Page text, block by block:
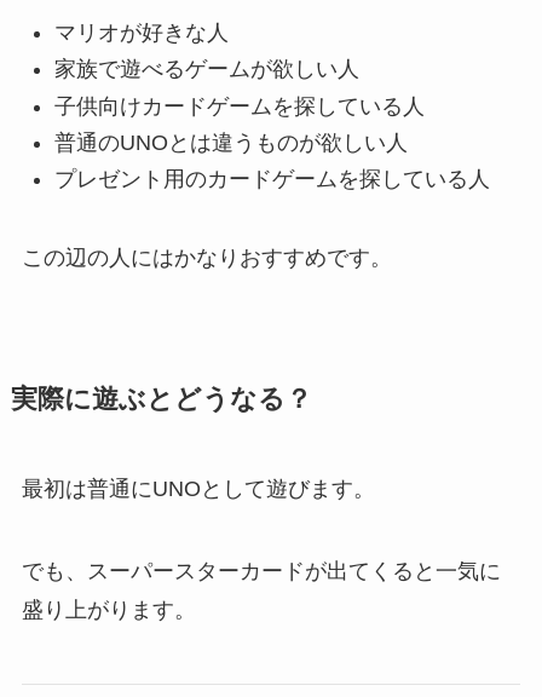
マリオが好きな人
家族で遊べるゲームが欲しい人
子供向けカードゲームを探している人
普通のUNOとは違うものが欲しい人
プレゼント用のカードゲームを探している人
この辺の人にはかなりおすすめです。
実際に遊ぶとどうなる？
最初は普通にUNOとして遊びます。
でも、スーパースターカードが出てくると一気に
盛り上がります。